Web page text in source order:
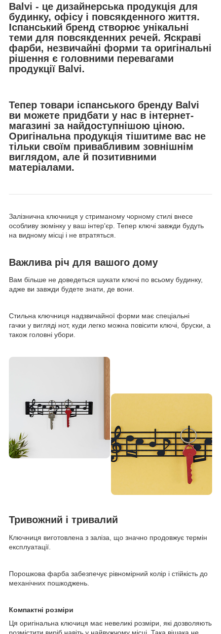
Balvi - це дизайнерська продукція для
будинку, офісу і повсякденного життя.
Іспанський бренд створює унікальні
теми для повсякденних речей. Яскраві
фарби, незвичайні форми та оригінальні
рішення є головними перевагами
продукції Balvi.
Тепер товари іспанського бренду Balvi
ви можете придбати у нас в інтернет-
магазині за найдоступнішою ціною.
Оригінальна продукція тішитиме вас не
тільки своїм привабливим зовнішнім
виглядом, але й позитивними
матеріалами.
Залізнична ключниця у стриманому чорному стилі внесе
особливу зюмінку у ваш інтер'єр. Тепер ключі завжди будуть
на видному місці і не втратяться.
Важлива річ для вашого дому
Вам більше не доведеться шукати ключі по всьому будинку,
адже ви завжди будете знати, де вони.
Стильна ключниця надзвичайної форми має спеціальні
гачки у вигляді нот, куди легко можна повісити ключі, бруски, а
також головні убори.
Тривожний і тривалий
Ключниця виготовлена з заліза, що значно продовжує термін
експлуатації.
Порошкова фарба забезпечує рівномірний колір і стійкість до
механічних пошкоджень.
Компактні розміри
Ця оригінальна ключиця має невеликі розміри, які дозволяють
розмістити виріб навіть у найвужчому місці. Така вішака не